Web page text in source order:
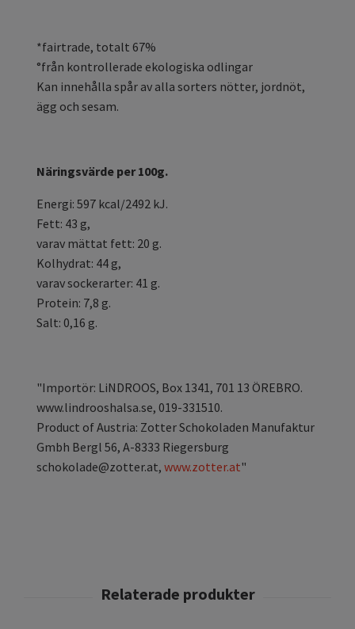
*fairtrade, totalt 67%
°från kontrollerade ekologiska odlingar
Kan innehålla spår av alla sorters nötter, jordnöt,
ägg och sesam.
Näringsvärde per 100g.
Energi: 597 kcal/2492 kJ.
Fett: 43 g,
varav mättat fett: 20 g.
Kolhydrat: 44 g,
varav sockerarter: 41 g.
Protein: 7,8 g.
Salt: 0,16 g.
"Importör: LiNDROOS, Box 1341, 701 13 ÖREBRO.
www.lindrooshalsa.se, 019-331510.
Product of Austria: Zotter Schokoladen Manufaktur
Gmbh Bergl 56, A-8333 Riegersburg
schokolade@zotter.at, www.zotter.at"